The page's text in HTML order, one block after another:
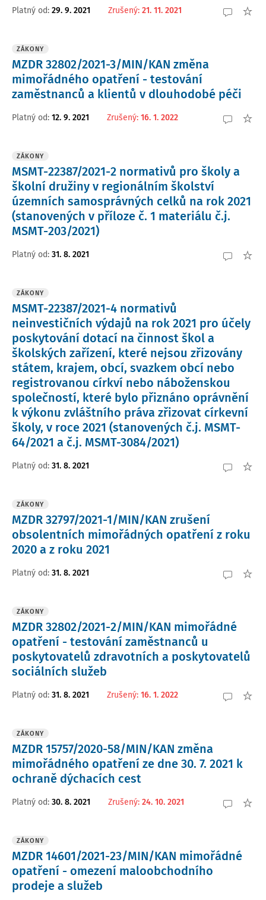
Platný od: 29. 9. 2021 Zrušený: 21. 11. 2021
ZÁKONY
MZDR 32802/2021-3/MIN/KAN změna
mimořádného opatření - testování
zaměstnanců a klientů v dlouhodobé péči
Platný od: 12. 9. 2021 Zrušený: 16. 1. 2022
ZÁKONY
MSMT-22387/2021-2 normativů pro školy a
školní družiny v regionálním školství
územních samosprávných celků na rok 2021
(stanovených v příloze č. 1 materiálu č.j.
MSMT-203/2021)
Platný od: 31. 8. 2021
ZÁKONY
MSMT-22387/2021-4 normativů
neinvestičních výdajů na rok 2021 pro účely
poskytování dotací na činnost škol a
školských zařízení, které nejsou zřizovány
státem, krajem, obcí, svazkem obcí nebo
registrovanou církví nebo náboženskou
společností, které bylo přiznáno oprávnění
k výkonu zvláštního práva zřizovat církevní
školy, v roce 2021 (stanovených č.j. MSMT-
64/2021 a č.j. MSMT-3084/2021)
Platný od: 31. 8. 2021
ZÁKONY
MZDR 32797/2021-1/MIN/KAN zrušení
obsolentních mimořádných opatření z roku
2020 a z roku 2021
Platný od: 31. 8. 2021
ZÁKONY
MZDR 32802/2021-2/MIN/KAN mimořádné
opatření - testování zaměstnanců u
poskytovatelů zdravotních a poskytovatelů
sociálních služeb
Platný od: 31. 8. 2021 Zrušený: 16. 1. 2022
ZÁKONY
MZDR 15757/2020-58/MIN/KAN změna
mimořádného opatření ze dne 30. 7. 2021 k
ochraně dýchacích cest
Platný od: 30. 8. 2021 Zrušený: 24. 10. 2021
ZÁKONY
MZDR 14601/2021-23/MIN/KAN mimořádné
opatření - omezení maloobchodního
prodeje a služeb